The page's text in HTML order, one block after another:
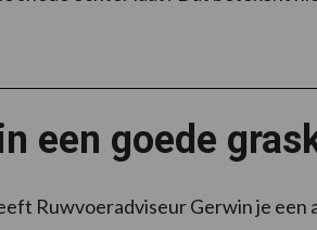
een goede
Ruwvoeradviseur Gerwin je een